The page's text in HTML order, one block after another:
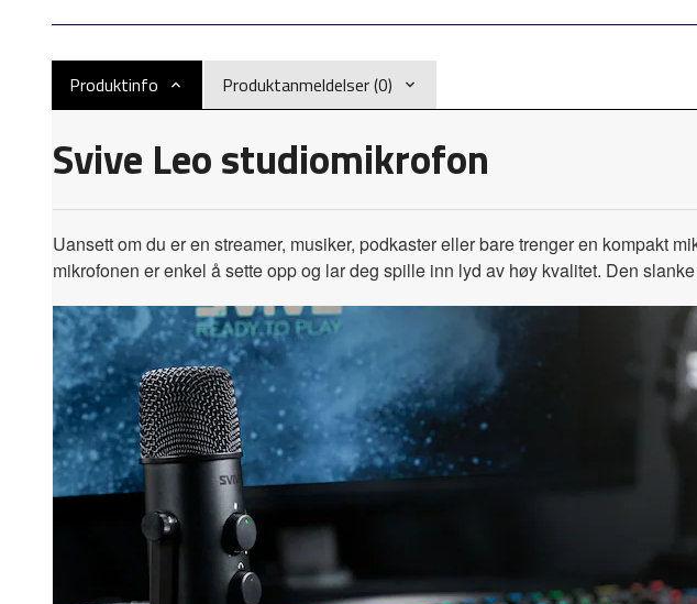
Produktinfo Produktanmeldelser (0)
Svive Leo studiomikrofon
Uansett om du er en streamer, musiker, podkaster eller bare trenger en kompakt
mikrofonen er enkel å sette opp og lar deg spille inn lyd av høy kvalitet. Den